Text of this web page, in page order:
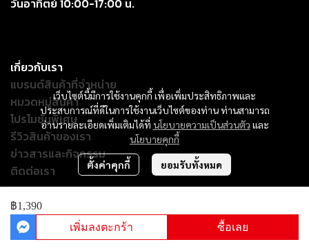
฿1,390
เพิ่มลงตะกร้า ซื้อเลย
เว็บไซต์นี้มีการใช้งานคุกกี้ เพื่อเพิ่มประสิทธิภาพและ
ประสบการณ์ที่ดีในการใช้งานเว็บไซต์ของท่าน ท่านสามารถ
อ่านรายละเอียดเพิ่มเติมได้ที่ นโยบายความเป็นส่วนตัว และ
นโยบายคุกกี้
ตั้งค่าคุกกี้ ยอมรับทั้งหมด
วันอาทิตย์ 10:00-17:00 น.
เกี่ยวกับเรา
แบรนด์สินค้าที่จำหน่าย
หมวดหมู่สินค้า
โปรโมชั่นพิเศษ
รีวิวสินค้าของเรา
ข่าวสารและกิจกรรม
ติดต่อเรา
© Copyright 2024. All Right Reserved.
Powered By MakeWebEasy